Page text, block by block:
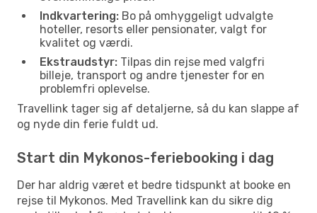
Indkvartering: Bo på omhyggeligt udvalgte
hoteller, resorts eller pensionater, valgt for
kvalitet og værdi.
Ekstraudstyr: Tilpas din rejse med valgfri
billeje, transport og andre tjenester for en
problemfri oplevelse.
Travellink tager sig af detaljerne, så du kan slappe af
og nyde din ferie fuldt ud.
Start din Mykonos-feriebooking i dag
Der har aldrig været et bedre tidspunkt at booke en
rejse til Mykonos. Med Travellink kan du sikre dig